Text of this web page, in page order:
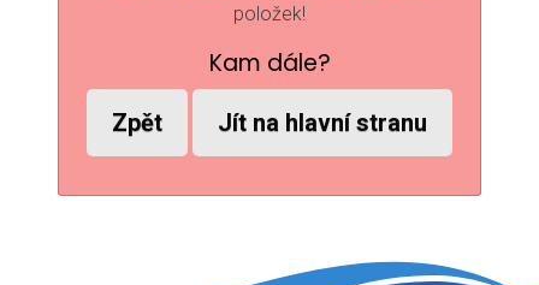
položek!
Kam dále?
Zpět Jít na hlavní stranu